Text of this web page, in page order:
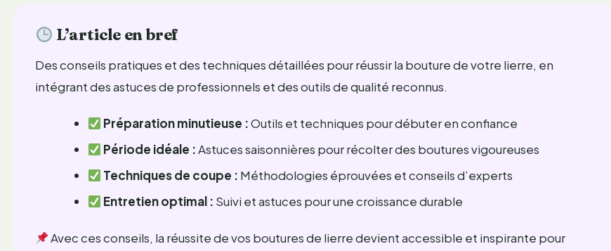
L’article en bref
Des conseils pratiques et des techniques détaillées pour réussir la bouture de votre lierre, en
intégrant des astuces de professionnels et des outils de qualité reconnus.
Préparation minutieuse :Outils et techniques pour débuter en confiance
Période idéale :Astuces saisonnières pour récolter des boutures vigoureuses
Techniques de coupe : Méthodologies éprouvées et conseils d’experts
Entretien optimal : Suivi et astuces pour une croissance durable
Avec ces conseils, la réussite de vos boutures de lierre devient accessible et inspirante pour